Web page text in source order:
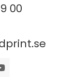
00